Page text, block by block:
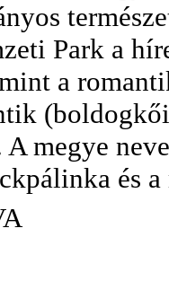
Park a
a
A megye
és